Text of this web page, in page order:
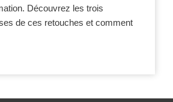
Découvrez les trois
de ces retouches et comment